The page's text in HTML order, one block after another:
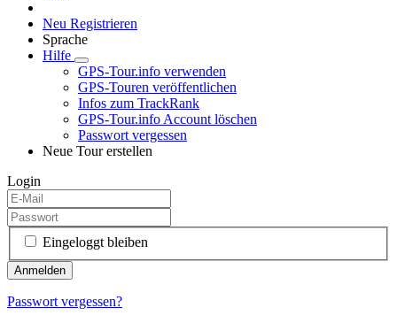
Neu Registrieren
Sprache
Hilfe
GPS-Tour.info verwenden
GPS-Touren veröffentlichen
Infos zum TrackRank
GPS-Tour.info Account löschen
Passwort vergessen
Neue Tour erstellen
Login
Eingeloggt bleiben
Passwort vergessen?